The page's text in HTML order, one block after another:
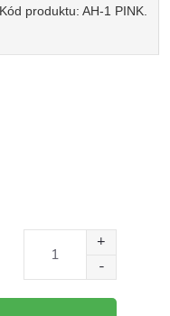
produktu: AH-1 PINK.